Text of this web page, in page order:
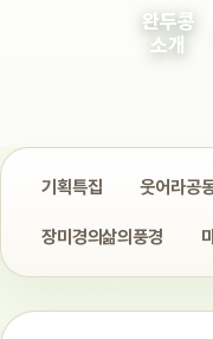
완두콩
소개
기획특집 웃어라공
장미경의삶의풍경